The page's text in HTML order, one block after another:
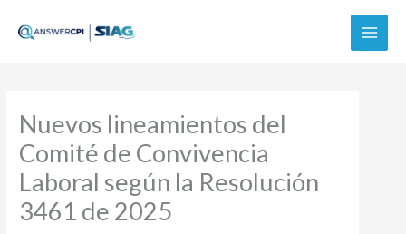
Nuevos lineamientos del
Comité de Convivencia
Laboral según la Resolución
3461 de 2025